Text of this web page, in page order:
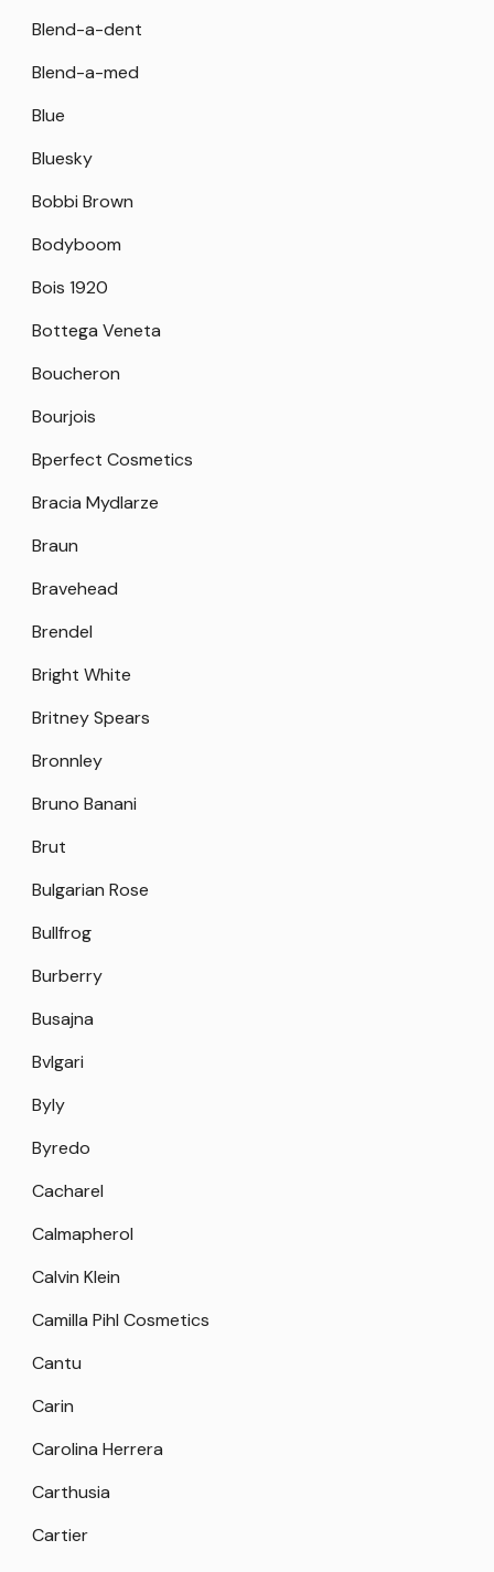
Blend-a-dent
Blend-a-med
Blue
Bluesky
Bobbi Brown
Bodyboom
Bois 1920
Bottega Veneta
Boucheron
Bourjois
Bperfect Cosmetics
Bracia Mydlarze
Braun
Bravehead
Brendel
Bright White
Britney Spears
Bronnley
Bruno Banani
Brut
Bulgarian Rose
Bullfrog
Burberry
Busajna
Bvlgari
Byly
Byredo
Cacharel
Calmapherol
Calvin Klein
Camilla Pihl Cosmetics
Cantu
Carin
Carolina Herrera
Carthusia
Cartier